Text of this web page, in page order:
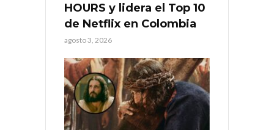
HOURS y lidera el Top 10
de Netflix en Colombia
agosto 3, 2026